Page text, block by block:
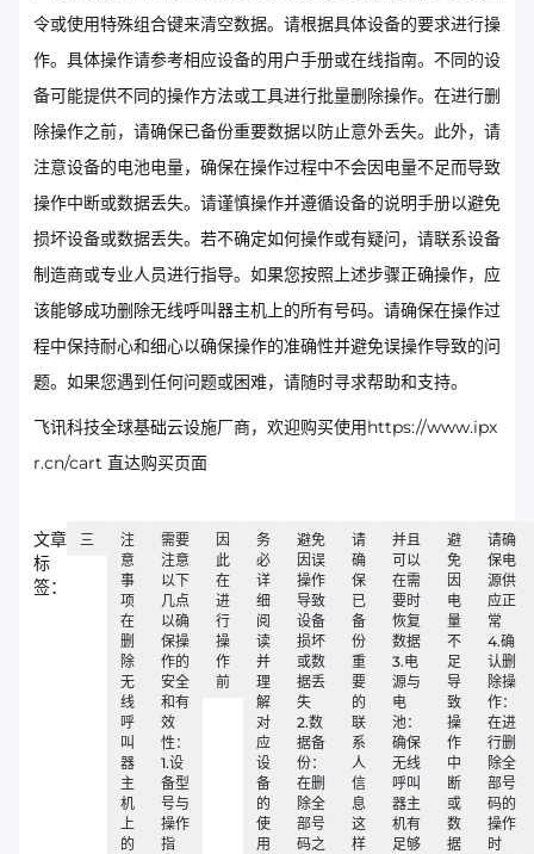
令或使用特殊组合键来清空数据。请根据具体设备的要求进行操
作。具体操作请参考相应设备的用户手册或在线指南。不同的设
备可能提供不同的操作方法或工具进行批量删除操作。在进行删
除操作之前，请确保已备份重要数据以防止意外丢失。此外，请
注意设备的电池电量，确保在操作过程中不会因电量不足而导致
操作中断或数据丢失。请谨慎操作并遵循设备的说明手册以避免
损坏设备或数据丢失。若不确定如何操作或有疑问，请联系设备
制造商或专业人员进行指导。如果您按照上述步骤正确操作，应
该能够成功删除无线呼叫器主机上的所有号码。请确保在操作过
程中保持耐心和细心以确保操作的准确性并避免误操作导致的问
题。如果您遇到任何问题或困难，请随时寻求帮助和支持。
飞讯科技全球基础云设施厂商，欢迎购买使用https://www.ipx
r.cn/cart 直达购买页面
文章
标
签：
三
注
意
事
项
在
删
除
无
线
呼
叫
器
主
机
上
的
需要
注意
以下
几点
以确
保操
作的
安全
和有
效
性：
1.设
备型
号与
操作
指
因
此
在
进
行
操
作
前
务
必
详
细
阅
读
并
理
解
对
应
设
备
的
使
用
避免
因误
操作
导致
设备
损坏
或数
据丢
失
2.数
据备
份：
在删
除全
部号
码之
请
确
保
已
备
份
重
要
的
联
系
人
信
息
这
样
并且
可以
在需
要时
恢复
数据
3.电
源与
电
池：
确保
无线
呼叫
器主
机有
足够
避
免
因
电
量
不
足
导
致
操
作
中
断
或
数
据
请确
保电
源供
应正
常
4.确
认删
除操
作：
在进
行删
除全
部号
码的
操作
时